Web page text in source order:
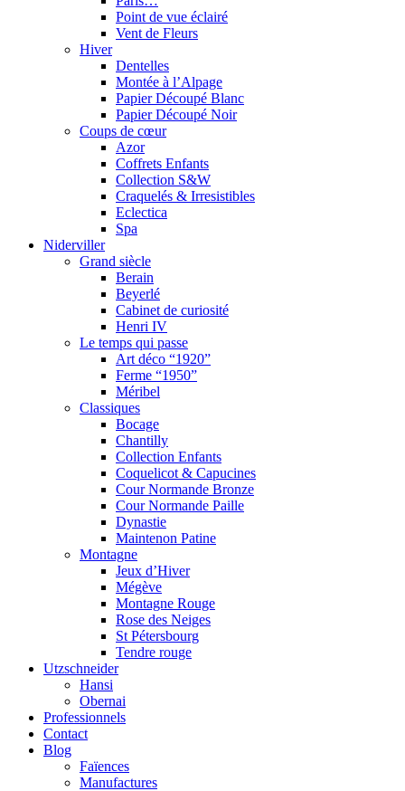
Point de vue éclairé
Vent de Fleurs
Hiver
Dentelles
Montée à l’Alpage
Papier Découpé Blanc
Papier Découpé Noir
Coups de cœur
Azor
Coffrets Enfants
Collection S&W
Craquelés & Irresistibles
Eclectica
Spa
Niderviller
Grand siècle
Berain
Beyerlé
Cabinet de curiosité
Henri IV
Le temps qui passe
Art déco “1920”
Ferme “1950”
Méribel
Classiques
Bocage
Chantilly
Collection Enfants
Coquelicot & Capucines
Cour Normande Bronze
Cour Normande Paille
Dynastie
Maintenon Patine
Montagne
Jeux d’Hiver
Mégève
Montagne Rouge
Rose des Neiges
St Pétersbourg
Tendre rouge
Utzschneider
Hansi
Obernai
Professionnels
Contact
Blog
Faïences
Manufactures